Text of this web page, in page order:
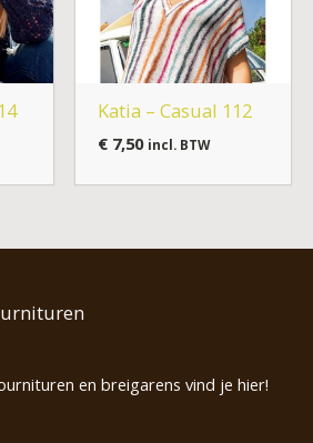
Katia – Casual 112
€7,50 incl. BTW
en breigarens vind je hier!